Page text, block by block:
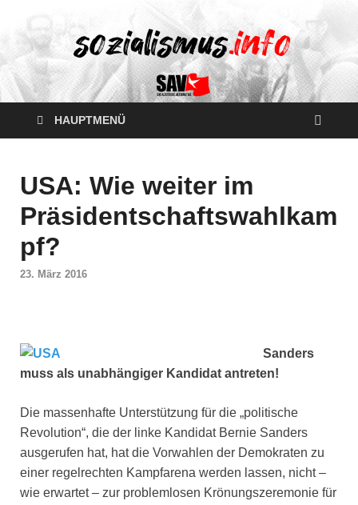
HAUPTMENÜ
USA: Wie weiter im
Präsidentschaftswahlkam
pf?
23. März 2016
Sanders
muss als unabhängiger Kandidat antreten!
Die massenhafte Unterstützung für die „politische
Revolution“, die der linke Kandidat Bernie Sanders
ausgerufen hat, hat die Vorwahlen der Demokraten zu
einer regelrechten Kampfarena werden lassen, nicht –
wie erwartet – zur problemlosen Krönungszeremonie für